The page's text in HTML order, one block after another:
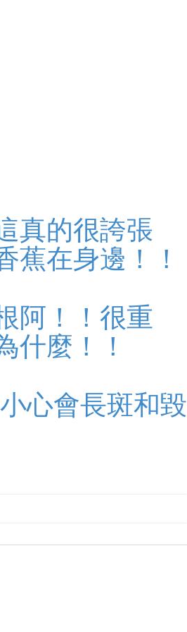
真的很誇張
蕉在身邊！！
阿！！很重
什麼！！
心會長斑和毀